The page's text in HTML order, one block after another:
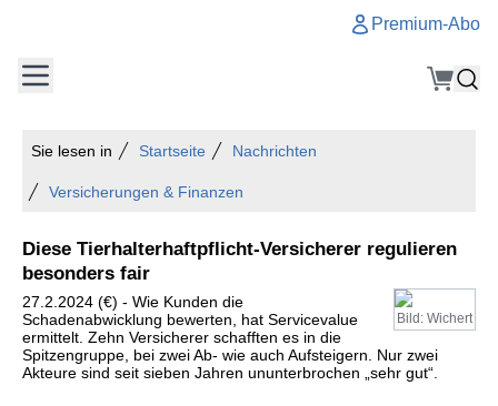
Premium-Abo
Sie lesen in Startseite Nachrichten
Versicherungen & Finanzen
Diese Tierhalterhaftpflicht-Versicherer regulieren
besonders fair
Bild: Wichert
27.2.2024 (€) - Wie Kunden die
Schadenabwicklung bewerten, hat Servicevalue
ermittelt. Zehn Versicherer schafften es in die
Spitzengruppe, bei zwei Ab- wie auch Aufsteigern. Nur zwei
Akteure sind seit sieben Jahren ununterbrochen „sehr gut“.